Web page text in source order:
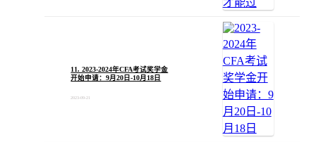
11. 2023-2024年CFA考试奖学金
开始申请：9月20日-10月18日
2023-09-21